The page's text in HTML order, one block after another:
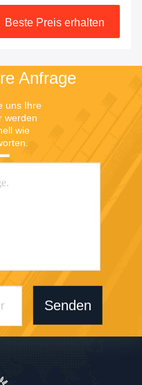
Beste Preis erhalten
Anfrage
uns Ihre
werden
wie
Senden